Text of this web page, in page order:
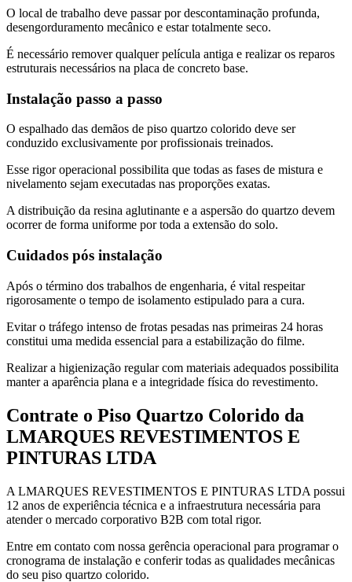
O local de trabalho deve passar por descontaminação profunda,
desengorduramento mecânico e estar totalmente seco.
É necessário remover qualquer película antiga e realizar os reparos
estruturais necessários na placa de concreto base.
Instalação passo a passo
O espalhado das demãos de piso quartzo colorido deve ser
conduzido exclusivamente por profissionais treinados.
Esse rigor operacional possibilita que todas as fases de mistura e
nivelamento sejam executadas nas proporções exatas.
A distribuição da resina aglutinante e a aspersão do quartzo devem
ocorrer de forma uniforme por toda a extensão do solo.
Cuidados pós instalação
Após o término dos trabalhos de engenharia, é vital respeitar
rigorosamente o tempo de isolamento estipulado para a cura.
Evitar o tráfego intenso de frotas pesadas nas primeiras 24 horas
constitui uma medida essencial para a estabilização do filme.
Realizar a higienização regular com materiais adequados possibilita
manter a aparência plana e a integridade física do revestimento.
Contrate o Piso Quartzo Colorido da
LMARQUES REVESTIMENTOS E
PINTURAS LTDA
A LMARQUES REVESTIMENTOS E PINTURAS LTDA possui
12 anos de experiência técnica e a infraestrutura necessária para
atender o mercado corporativo B2B com total rigor.
Entre em contato com nossa gerência operacional para programar o
cronograma de instalação e conferir todas as qualidades mecânicas
do seu piso quartzo colorido.